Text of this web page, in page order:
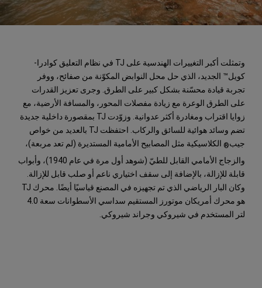
وتمثلت أكبر التغييرات الهندسية على TJ في نظام التعليق كوادرا-
كويل™ الجديد، الذي حل محل النوابض المكوّنة من صفائح، ووفر
تجربة قيادة محسّنة بشكل كبير على الطرق. وجرى تعزيز القدرات
على الطرق الوعرة مع زيادة مفصلات المحور، والمسافة الأرضية، مع
زوايا اقتراب ومغادرة أكثر عدوانية. وزوّدت TJ بمقصورة داخلية جديدة
تضم وسائد هوائية للسائق والركاب. احتفظت TJ بالعديد من خواص
جيب® الكلاسيكية مثل المصابيح الأمامية المستديرة (لم تعد مربعة)،
والزجاج الأمامي القابل للطيّ (شوهد أول مرة في عام 1940)، وأبواب
قابلة للإزالة، بالإضافة إلى سقف اختياري ناعم أو صلب قابل للإزالة.
وكان البار الرياضي الذي تم تجهيزه في المصنع قياسيًا أيضًا. محرك TJ
هو محرك أمريكان موتورز المستقيم سداسي الأسطوانات سعة 4.0
لتر المستخدم في شيروكي وجراند شيروكي.